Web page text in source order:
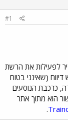
#1
לפעילות את הרשת
דיווח (שאינני בטוח
כרכבת הנוסעים
הוא מתוך אתר
.